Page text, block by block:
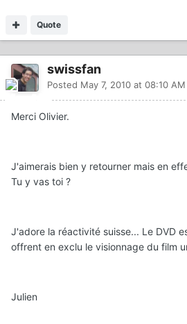
Quote
swissfan
Posted May 7, 2010 at 08:10 AM
Merci Olivier.
J'aimerais bien y retourner mais en
Tu y vas toi ?
J'adore la réactivité suisse... Le DVD
offrent en exclu le visionnage du film
Julien